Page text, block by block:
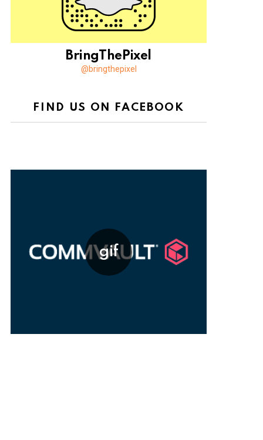
BringThePixel
@bringthepixel
FIND US ON FACEBOOK